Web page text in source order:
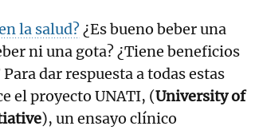
la salud?¿Es bueno beber una
ni una gota? ¿Tiene beneficios
dar respuesta a todas estas
el proyecto UNATI, (University of
), un ensayo clínico